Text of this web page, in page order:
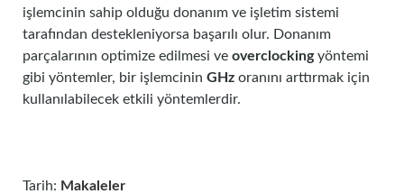
işlemcinin sahip olduğu donanım ve işletim sistemi
tarafından destekleniyorsa başarılı olur. Donanım
parçalarının optimize edilmesi ve overclockingyöntemi
gibi yöntemler, bir işlemcinin GHz oranını arttırmak için
kullanılabilecek etkili yöntemlerdir.
Tarih: Makaleler